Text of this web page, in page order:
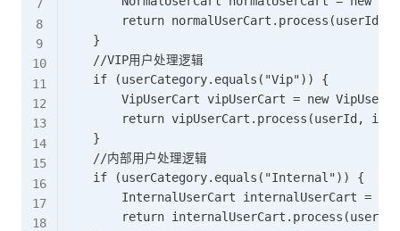
return normalUserCart.process(userId,
    }
    //VIP用户处理逻辑
    if (userCategory.equals("Vip")) {
VipUserCart vipUserCart = new
return vipUserCart.process(userId,
    }
    //内部用户处理逻辑
    if (userCategory.equals("Internal")) {
InternalUserCart internalUserCart =
return